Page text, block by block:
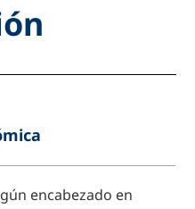
encabezado en